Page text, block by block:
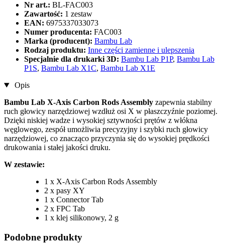
Nr art.: BL-FAC003
Zawartość: 1 zestaw
EAN: 6975337033073
Numer producenta: FAC003
Marka (producent): Bambu Lab
Rodzaj produktu: Inne części zamienne i ulepszenia
Specjalnie dla drukarki 3D: Bambu Lab P1P, Bambu Lab
P1S, Bambu Lab X1C, Bambu Lab X1E
Opis
Bambu Lab X-Axis Carbon Rods Assembly zapewnia stabilny
ruch głowicy narzędziowej wzdłuż osi X w płaszczyźnie poziomej.
Dzięki niskiej wadze i wysokiej sztywności prętów z włókna
węglowego, zespół umożliwia precyzyjny i szybki ruch głowicy
narzędziowej, co znacząco przyczynia się do wysokiej prędkości
drukowania i stałej jakości druku.
W zestawie:
1 x X-Axis Carbon Rods Assembly
2 x pasy XY
1 x Connector Tab
2 x FPC Tab
1 x klej silikonowy, 2 g
Podobne produkty